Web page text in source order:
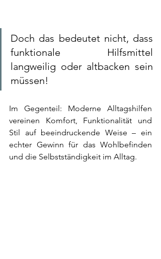
Doch das bedeutet nicht, dass
funktionale Hilfsmittel
langweilig oder altbacken sein
müssen!
Im Gegenteil: Moderne Alltagshilfen
vereinen Komfort, Funktionalität und
Stil auf beeindruckende Weise – ein
echter Gewinn für das Wohlbefinden
und die Selbstständigkeit im Alltag.